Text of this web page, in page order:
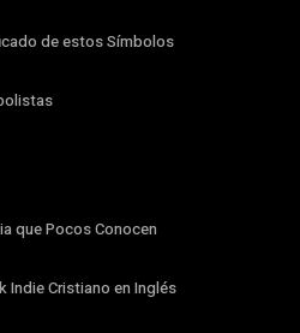
de estos Símbolos
que Pocos Conocen
Indie Cristiano en Inglés